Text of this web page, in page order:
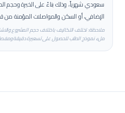
سعودي شهرياً، وذلك بناءً على الخبرة وحجم
الإضافي، أو السكن والمواصلات المؤمنة
ملاحظة: تختلف التكاليف باختلاف حجم المشروع
ملء نموذج الطلب للحصول على تسعيرة دقيقة